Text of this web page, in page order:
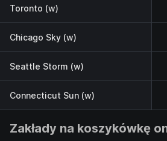
Toronto (w)
Chicago Sky (w)
Seattle Storm (w)
Connecticut Sun (w)
Zakłady na koszykówkę